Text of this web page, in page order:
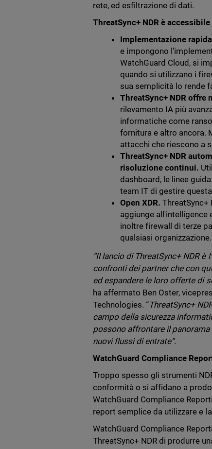
rete, ed esfiltrazione di dati.
ThreatSync+ NDR è
Implementazione
e impongono
WatchGuard Cloud, si
quando si utilizzano i
sua semplicità lo rende
ThreatSync+ NDR
rilevamento IA più
informatiche come
fornitura e altro ancora.
attacchi che riescono a
ThreatSync+ NDR
risoluzione continui.
dashboard, le linee
team IT di gestire
Open XDR.ThreatSync+
aggiunge all'intelligence
inoltre firewall di terze
qualsiasi organizzazione.
“Il lancio di ThreatSync+ NDR
confronti dei partner che con
ed espandere le loro offerte di
ha affermato Ben Oster,
Technologies. “ThreatSync+
campo della sicurezza
possono affrontare il
nuovi flussi di entrate”.
WatchGuard Compliance
Troppo spesso gli strumenti
conformità o si affidano a
WatchGuard Compliance
report semplice da utilizzare e
WatchGuard Compliance
ThreatSync+ NDR di produrre